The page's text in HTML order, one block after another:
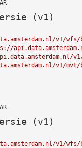
(v1)
v1/wfs/
v1/mvt/
(v1)
v1/wfs/